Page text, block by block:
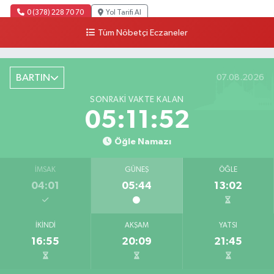
0 (378) 228 70 70 Yol Tarifi Al
Tüm Nöbetçi Eczaneler
BARTIN 07.08.2026
SONRAKI VAKTE KALAN
05:11:51
Öğle Namazı
İMSAK
04:01
GÜNEŞ
05:44
ÖĞLE
13:02
İKINDI
16:55
AKŞAM
20:09
YATSI
21:45